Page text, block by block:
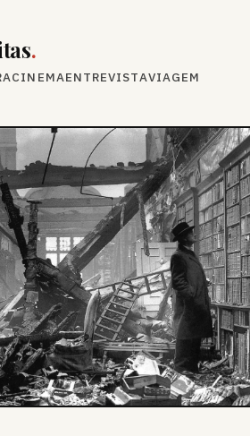
.
CINEMAENTREVISTAVIAGEM